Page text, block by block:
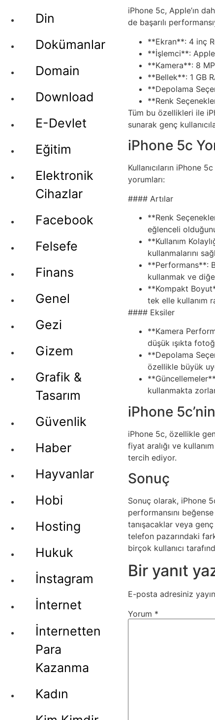
Din
Dokümanlar
Domain
Download
E-Devlet
Eğitim
Elektronik
Cihazlar
Facebook
Felsefe
Finans
Genel
Gezi
Gizem
Grafik &
Tasarım
Güvenlik
Haber
Hayvanlar
Hobi
Hosting
Hukuk
İnstagram
İnternet
İnternetten
Para
Kazanma
Kadın
iPhone 5c, Apple’ın
de başarılı
**Ekran**: 4 inç
**İşlemci**:
**Kamera**: 8
**Bellek**: 1 GB
**Depolama
**Renk
Tüm bu özellikleri ile
sunarak genç
iPhone 5c
Kullanıcıların iPhone
yorumları:
#### Artılar
**Renk
eğlenceli
**Kullanım
kullanmalarını
**Performans**:
kullanmak ve
**Kompakt
tek elle kullanım
#### Eksiler
**Kamera
düşük ışıkta
**Depolama
özellikle büyük
kullanmakta
iPhone
iPhone 5c, özellikle
fiyat aralığı ve
tercih ediyor.
Sonuç
Sonuç olarak, iPhone
performansını
tanışacaklar veya
telefon pazarındaki
birçok kullanıcı
Bir yanıt
E-posta adresiniz
Yorum *